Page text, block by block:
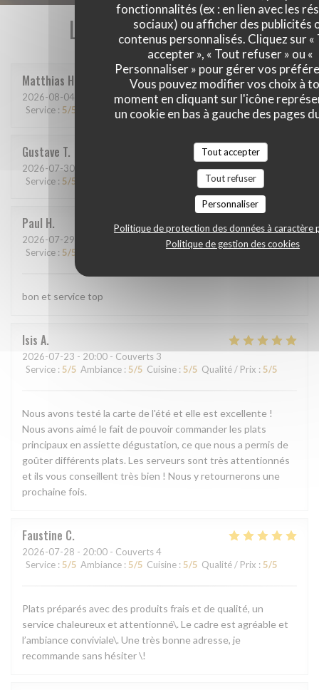
fonctionnalités (ex : en lien avec les
sociaux) ou afficher des publicités
contenus personnalisés. Cliquez sur «
accepter », « Tout refuser » ou «
Personnaliser » pour gérer vos
Vous pouvez modifier vos choix à
moment en cliquant sur l'icône
un cookie en bas à gauche des pages
Tout accepter
Tout refuser
Personnaliser
Politique de protection des données à caractère
Politique de gestion des cookies
Les avis de nos clients
Matthias H
2026-08-04 - 20:15 - Couverts 9
Service : 5/5 Ambiance: 5/5 Cuisine: 5/5 Qualité / Prix: 5/5
Gustave T
2026-07-30
Service : 5/5 Qualité / Prix
Paul H
2026-07-29
Service : 5/5 Cuisine:5/5 Qualité / Prix:5/5
bon et service top
Isis A
2026-07-23 - 20:00 - Couverts 3
Service :5/5 Ambiance : 5/5 Cuisine : 5/5 Qualité / Prix : 5/5
Nous avons testé la carte de l'été et elle est excellente !
Nous avons aimé le fait de pouvoir commander les plats
principaux en assiette dégustation, ce que nous a permis de
goûter différents plats. Les serveurs sont très attentionnés
et ils vous conseillent très bien ! Nous y retournerons une
prochaine fois.
Faustine C
2026-07-28 - 20:00 - Couverts 4
Service : 5/5 Ambiance : 5/5 Cuisine : 5/5 Qualité / Prix : 5/5
Plats préparés avec des produits frais et de qualité, un
service chaleureux et attentionné\. Le cadre est agréable et
l’ambiance conviviale\. Une très bonne adresse, je
recommande sans hésiter \!